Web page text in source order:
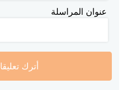
عنوان المراسلة
أترك تعليقا